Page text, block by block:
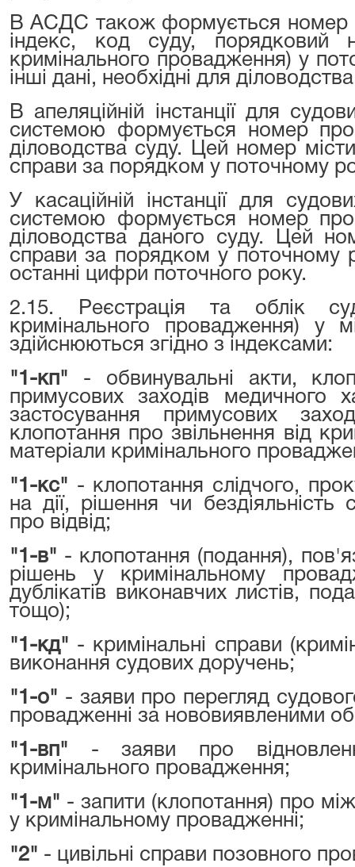
В АСДС також формується номер
індекс, код суду, порядковий
кримінального провадження) у
інші дані, необхідні для
В апеляційній інстанції для
системою формується номер
діловодства суду. Цей номер
справи за порядком у поточному
У касаційній інстанції для
системою формується номер
діловодства даного суду. Цей
справи за порядком у поточному
останні цифри поточного року.
2.15. Реєстрація та облік
кримінального провадження) у
здійснюються згідно з індексами:
"1-кп" - обвинувальні акти,
примусових заходів медичного
застосування примусових
клопотання про звільнення від
матеріали кримінального
"1-кс" - клопотання слідчого,
на дії, рішення чи бездіяльність
про відвід;
"1-в" - клопотання (подання),
рішень у кримінальному
дублікатів виконавчих листів,
тощо);
"1-кд" - кримінальні справи
виконання судових доручень;
"1-о" - заяви про перегляд
провадженні за нововиявленими
"1-вп" - заяви про
кримінального провадження;
"1-м" - запити (клопотання) про
у кримінальному провадженні;
"2" - цивільні справи позовного